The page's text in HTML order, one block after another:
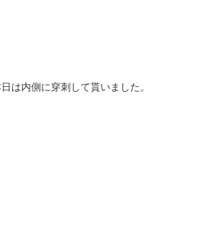
は内側に穿刺して貰いました。